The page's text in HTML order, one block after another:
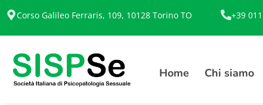
Corso Galileo Ferraris, 109, 10128 Torino TO +39
Home Chi siamo